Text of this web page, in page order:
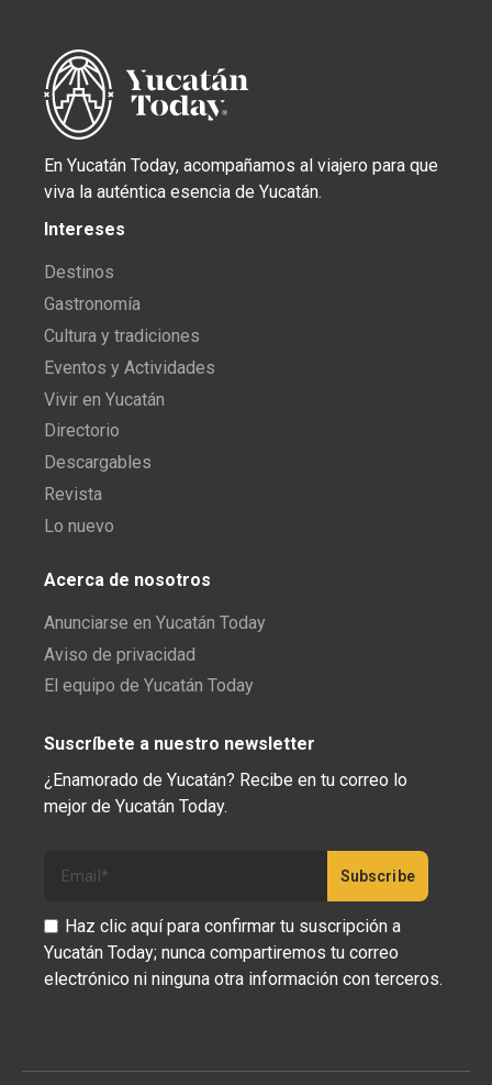
En Yucatán Today, acompañamos al viajero para que
viva la auténtica esencia de Yucatán.
Intereses
Destinos
Gastronomía
Cultura y tradiciones
Eventos y Actividades
Vivir en Yucatán
Directorio
Descargables
Revista
Lo nuevo
Acerca de nosotros
Anunciarse en Yucatán Today
Aviso de privacidad
El equipo de Yucatán Today
Suscríbete a nuestro newsletter
¿Enamorado de Yucatán? Recibe en tu correo lo
mejor de Yucatán Today.
Haz clic aquí para confirmar tu suscripción a
Yucatán Today; nunca compartiremos tu correo
electrónico ni ninguna otra información con terceros.